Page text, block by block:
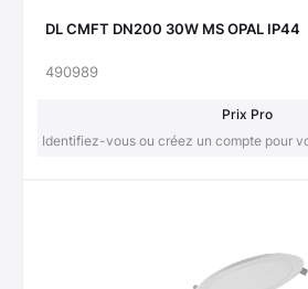
DL CMFT DN200 30W MS OPAL IP44
490989
Prix Pro
Identifiez-vous ou créez un compte pour